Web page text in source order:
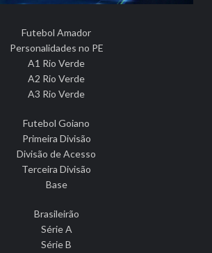
Futebol Amador
Personalidades no PE
A1 Rio Verde
A2 Rio Verde
A3 Rio Verde
Futebol Goiano
Primeira Divisão
Divisão de Acesso
Terceira Divisão
Base
Brasileirão
Série A
Série B